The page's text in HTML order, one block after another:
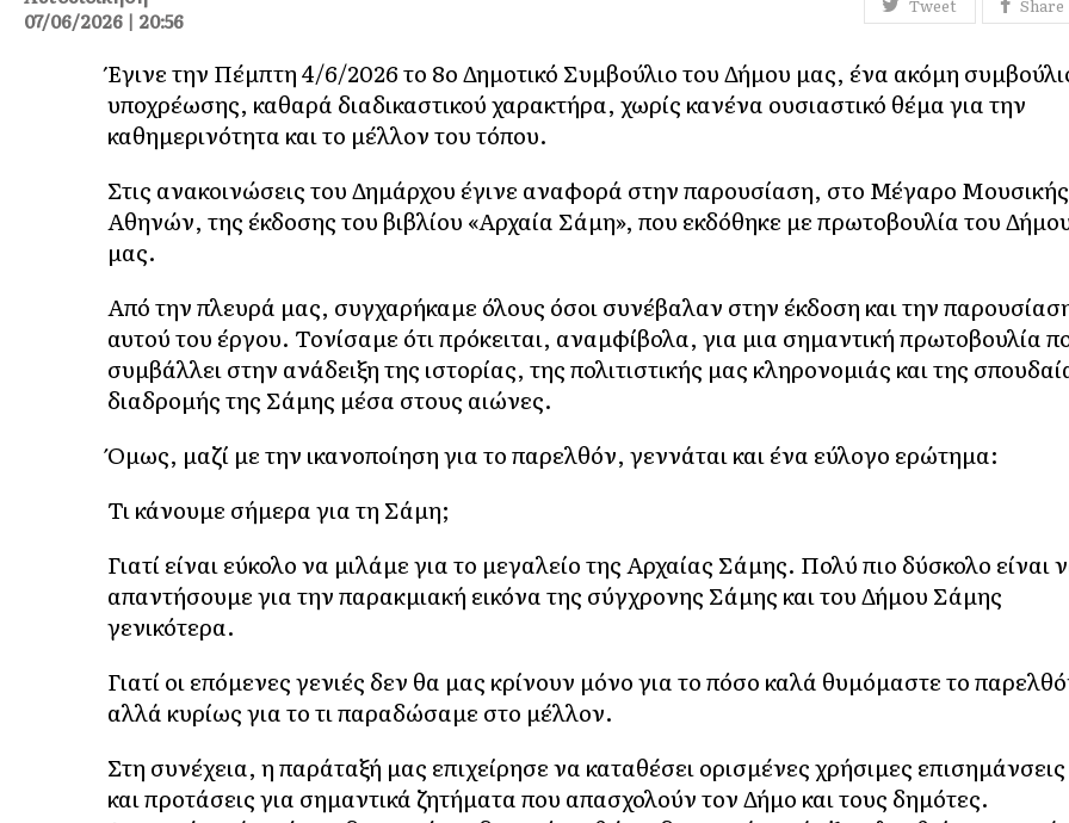
Tweet Share
07/06/2026 | 20:56
Έγινε την Πέμπτη 4/6/2026 το 8ο Δημοτικό Συμβούλιο του Δήμου μας, ένα ακόμη
υποχρέωσης, καθαρά διαδικαστικού χαρακτήρα, χωρίς κανένα ουσιαστικό θέμα για την
καθημερινότητα και το μέλλον του τόπου.
Στις ανακοινώσεις του Δημάρχου έγινε αναφορά στην παρουσίαση, στο Μέγαρο Μουσικής
Αθηνών, της έκδοσης του βιβλίου «Αρχαία Σάμη», που εκδόθηκε με πρωτοβουλία του
μας.
Από την πλευρά μας, συγχαρήκαμε όλους όσοι συνέβαλαν στην έκδοση και την
αυτού του έργου. Τονίσαμε ότι πρόκειται, αναμφίβολα, για μια σημαντική πρωτοβουλία
συμβάλλει στην ανάδειξη της ιστορίας, της πολιτιστικής μας κληρονομιάς και της
διαδρομής της Σάμης μέσα στους αιώνες.
Όμως, μαζί με την ικανοποίηση για το παρελθόν, γεννάται και ένα εύλογο ερώτημα:
Τι κάνουμε σήμερα για τη Σάμη;
Γιατί είναι εύκολο να μιλάμε για το μεγαλείο της Αρχαίας Σάμης. Πολύ πιο δύσκολο είναι
απαντήσουμε για την παρακμιακή εικόνα της σύγχρονης Σάμης και του Δήμου Σάμης
γενικότερα.
Γιατί οι επόμενες γενιές δεν θα μας κρίνουν μόνο για το πόσο καλά θυμόμαστε το
αλλά κυρίως για το τι παραδώσαμε στο μέλλον.
Στη συνέχεια, η παράταξή μας επιχείρησε να καταθέσει ορισμένες χρήσιμες επισημάνσεις
και προτάσεις για σημαντικά ζητήματα που απασχολούν τον Δήμο και τους δημότες.